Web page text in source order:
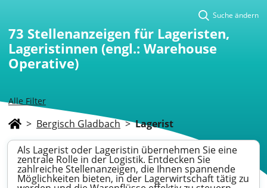
Alle Filter
Suche ändern
73 Stellenanzeigen für Lageristen,
Lageristinnen (engl.: Warehouse
Operative)
> Bergisch Gladbach > Lagerist
Als Lagerist oder Lageristin übernehmen Sie eine
zentrale Rolle in der Logistik. Entdecken Sie
zahlreiche Stellenanzeigen, die Ihnen spannende
Möglichkeiten bieten, in der Lagerwirtschaft tätig zu